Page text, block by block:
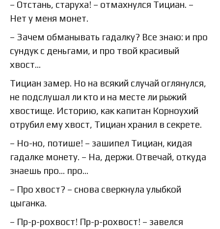
– Отстань, старуха! – отмахнулся Тициан. –
Нет у меня монет.
– Зачем обманывать гадалку? Все знаю: и про
сундук с деньгами, и про твой красивый
хвост…
Тициан замер. Но на всякий случай оглянулся,
не подслушал ли кто и на месте ли рыжий
хвостище. Историю, как капитан Корноухий
отрубил ему хвост, Тициан хранил в секрете.
– Но-но, потише! – зашипел Тициан, кидая
гадалке монету. – На, держи. Отвечай, откуда
знаешь про… про…
– Про хвост? – снова сверкнула улыбкой
цыганка.
– Пр-р-рохвост! Пр-р-рохвост! – завелся